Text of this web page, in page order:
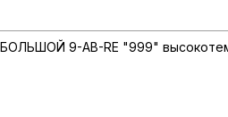
9-AB-RE "999"